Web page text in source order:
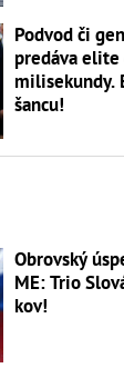
Podvod či
predáva elite
milisekundy.
šancu!
Obrovský
ME: Trio
kov!